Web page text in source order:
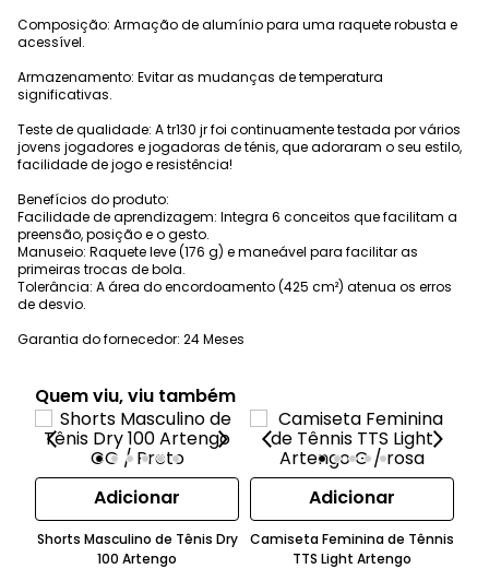
Composição: Armação de alumínio para uma raquete robusta e
acessível.
Armazenamento: Evitar as mudanças de temperatura
significativas.
Teste de qualidade: A tr130 jr foi continuamente testada por vários
jovens jogadores e jogadoras de ténis, que adoraram o seu estilo,
facilidade de jogo e resistência!
Benefícios do produto:
Facilidade de aprendizagem: Integra 6 conceitos que facilitam a
preensão, posição e o gesto.
Manuseio: Raquete leve (176 g) e maneável para facilitar as
primeiras trocas de bola.
Tolerância: A área do encordoamento (425 cm²) atenua os erros
de desvio.
Garantia do fornecedor: 24 Meses
Quem viu, viu também
Adicionar
Shorts Masculino de Tênis Dry
100 Artengo
Adicionar
Camiseta Feminina de Tênnis
TTS Light Artengo